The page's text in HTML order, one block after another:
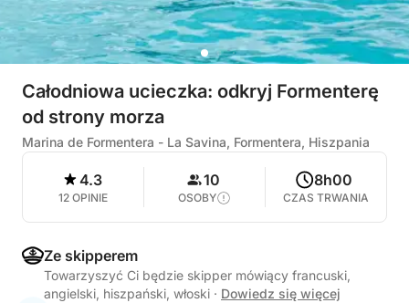
Całodniowa ucieczka: odkryj Formenterę
od strony morza
Marina de Formentera - La Savina, Formentera, Hiszpania
4.3
12 OPINIE
10
OSOBY
8h00
CZAS TRWANIA
Ze skipperem
Towarzyszyć Ci będzie skipper mówiący francuski,
angielski, hiszpański, włoski · Dowiedz się więcej